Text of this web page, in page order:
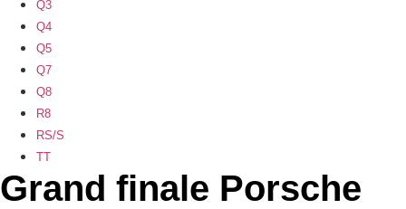
Q3
Q4
Q5
Q7
Q8
R8
RS/S
TT
Grand finale Porsche